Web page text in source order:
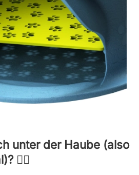
unter der Haube (also
🕵️‍♀️